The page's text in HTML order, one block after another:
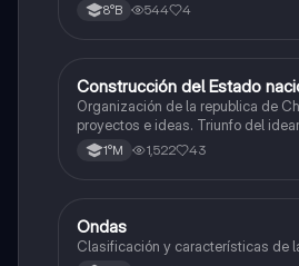
8°B 544 4
Historia
Construcción del Estado
Organización de la republica de
proyectos e ideas. Triunfo del
conservador. Constitución de
1°M 1,522 43
Física
Ondas
Clasificación y características de